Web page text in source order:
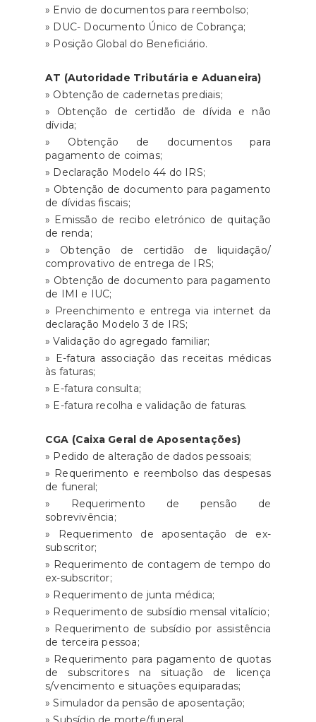
» Envio de documentos para reembolso;
» DUC- Documento Único de Cobrança;
» Posição Global do Beneficiário.
AT (Autoridade Tributária e Aduaneira)
» Obtenção de cadernetas prediais;
» Obtenção de certidão de dívida e não
dívida;
» Obtenção de documentos para
pagamento de coimas;
» Declaração Modelo 44 do IRS;
» Obtenção de documento para pagamento
de dívidas fiscais;
» Emissão de recibo eletrónico de quitação
de renda;
» Obtenção de certidão de liquidação/
comprovativo de entrega de IRS;
» Obtenção de documento para pagamento
de IMI e IUC;
» Preenchimento e entrega via internet da
declaração Modelo 3 de IRS;
» Validação do agregado familiar;
» E-fatura associação das receitas médicas
às faturas;
» E-fatura consulta;
» E-fatura recolha e validação de faturas.
CGA (Caixa Geral de Aposentações)
» Pedido de alteração de dados pessoais;
» Requerimento e reembolso das despesas
de funeral;
» Requerimento de pensão de
sobrevivência;
» Requerimento de aposentação de ex-
subscritor;
» Requerimento de contagem de tempo do
ex-subscritor;
» Requerimento de junta médica;
» Requerimento de subsídio mensal vitalício;
» Requerimento de subsídio por assistência
de terceira pessoa;
» Requerimento para pagamento de quotas
de subscritores na situação de licença
s/vencimento e situações equiparadas;
» Simulador da pensão de aposentação;